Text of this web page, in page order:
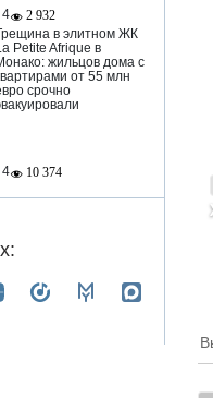
4
2 932
в элитном ЖК
Petite Afrique в
жильцов дома с
от 55 млн
срочно
4 10 374